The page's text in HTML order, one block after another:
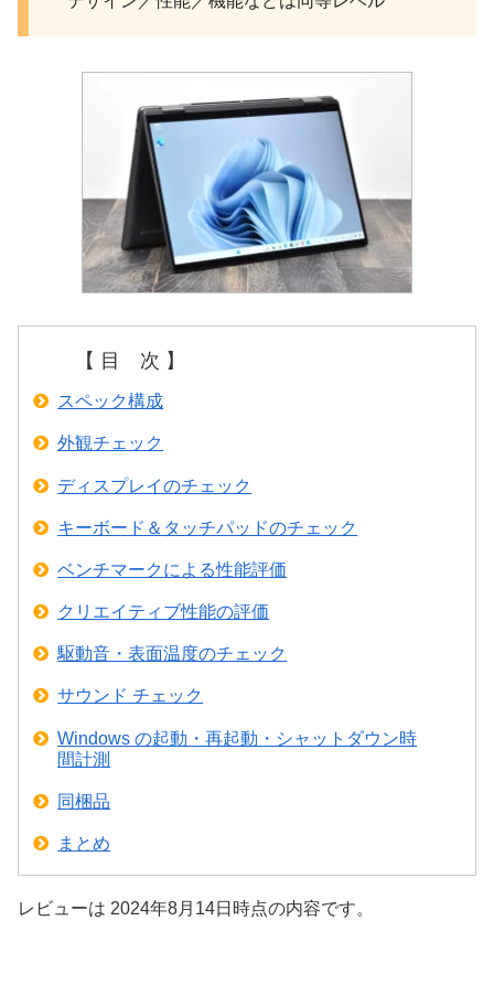
【 目 次 】
スペック構成
外観チェック
ディスプレイのチェック
キーボード＆タッチパッドのチェック
ベンチマークによる性能評価
クリエイティブ性能の評価
駆動音・表面温度のチェック
サウンド チェック
Windows の起動・再起動・シャットダウン時
間計測
同梱品
まとめ
レビューは 2024年8月14日時点の内容です。